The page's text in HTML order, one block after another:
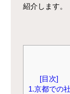
紹介します。
[目次]
1.京都での